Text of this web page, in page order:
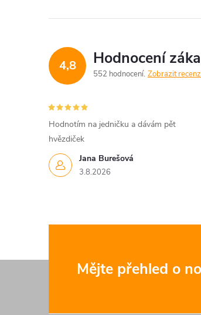
4,8 Hodnocení
552 hodnocení Zobrazit
Jana Burešová
3.8.2026
Hodnotím na jedničku a dávám pět
hvězdiček
Mějte přehled o